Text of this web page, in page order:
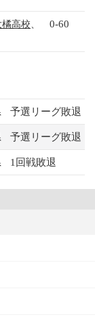
高校 0-60
予選リーグ敗退
予選リーグ敗退
1回戦敗退